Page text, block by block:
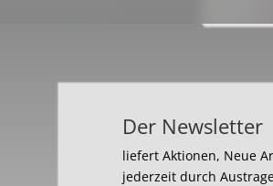
Der Newsletter
liefert Aktionen, Neue
jederzeit durch